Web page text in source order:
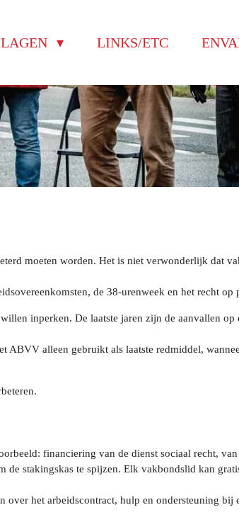
LINKS/ETC
moeten worden. Het is niet verwonderlijk dat
de 38-urenweek en het recht op
inperken. De laatste jaren zijn de aanvallen op
ABVV alleen gebruikt als laatste redmiddel,
financiering van de dienst sociaal recht,
de stakingskas te spijzen. Elk vakbondslid kan
het arbeidscontract, hulp en ondersteuning bij